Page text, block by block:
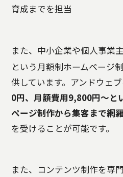
育成までを担当
また、中小企業や個人事業主
という月額制ホームページ
供しています。アンドウェ
0円、月額費用9,800円～と
ページ制作から集客まで網
を受けることが可能です。
また、コンテンツ制作を専